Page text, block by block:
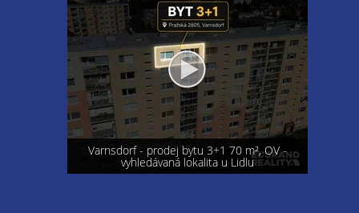
Varnsdorf - prodej bytu 3+1 70 m², OV -
vyhledávaná lokalita u Lidlu